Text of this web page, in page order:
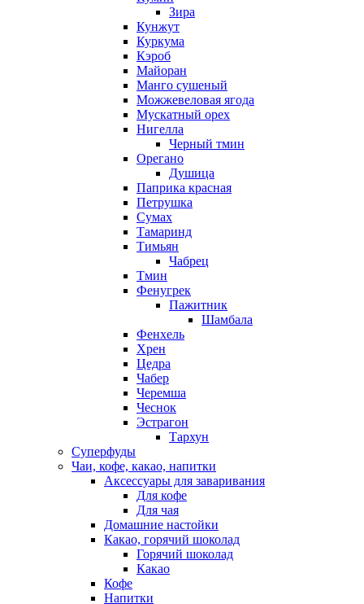
Зира
Кунжут
Куркума
Кэроб
Майоран
Манго сушеный
Можжевеловая ягода
Мускатный орех
Нигелла
Черный тмин
Орегано
Душица
Паприка красная
Петрушка
Сумах
Тамаринд
Тимьян
Чабрец
Тмин
Фенугрек
Пажитник
Шамбала
Фенхель
Хрен
Цедра
Чабер
Черемша
Чеснок
Эстрагон
Тархун
Суперфуды
Чаи, кофе, какао, напитки
Аксессуары для заваривания
Для кофе
Для чая
Домашние настойки
Какао, горячий шоколад
Горячий шоколад
Какао
Кофе
Напитки